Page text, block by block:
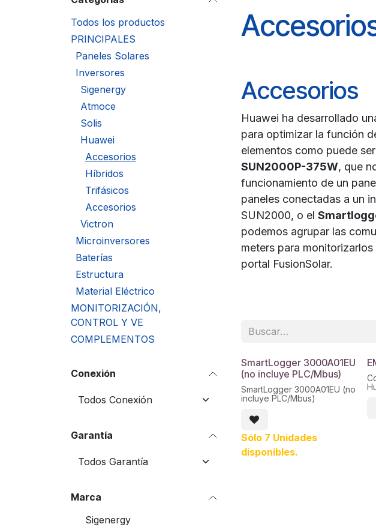
Todos los productos
PRINCIPALES
Paneles Solares
Inversores
Sigenergy
Atmoce
Solis
Huawei
Accesorios
Híbridos
Trifásicos
Accesorios
Victron
Microinversores
Baterías
Estructura
Material Eléctrico
MONITORIZACIÓN,
CONTROL Y VE
COMPLEMENTOS
Conexión
Garantía
Marca
Sigenergy
Accesorios
Huawei ha desarrollado
para optimizar la función
elementos como puede
SUN2000P-375W, que
funcionamiento de un
paneles conectadas a un
SUN2000, o el
podemos agrupar las
meters para
portal FusionSolar.
SmartLogger 3000A01EU
(no incluye PLC/Mbus)
SmartLogger 3000A01EU (no
incluye PLC/Mbus)
Sólo 7 Unidades
disponibles.